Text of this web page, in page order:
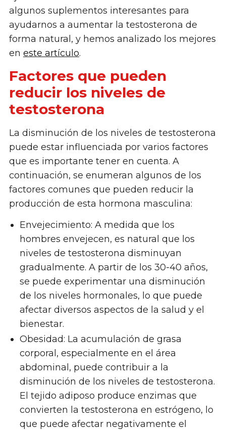
algunos suplementos interesantes para
ayudarnos a aumentar la testosterona de
forma natural, y hemos analizado los mejores
en este artículo.
Factores que pueden
reducir los niveles de
testosterona
La disminución de los niveles de testosterona
puede estar influenciada por varios factores
que es importante tener en cuenta. A
continuación, se enumeran algunos de los
factores comunes que pueden reducir la
producción de esta hormona masculina:
Envejecimiento: A medida que los
hombres envejecen, es natural que los
niveles de testosterona disminuyan
gradualmente. A partir de los 30-40 años,
se puede experimentar una disminución
de los niveles hormonales, lo que puede
afectar diversos aspectos de la salud y el
bienestar.
Obesidad: La acumulación de grasa
corporal, especialmente en el área
abdominal, puede contribuir a la
disminución de los niveles de testosterona.
El tejido adiposo produce enzimas que
convierten la testosterona en estrógeno, lo
que puede afectar negativamente el